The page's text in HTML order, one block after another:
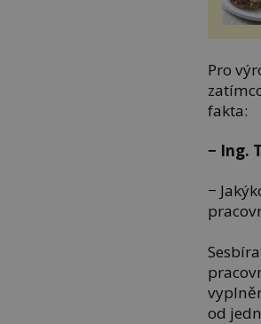
Pro
fakta:
− Ing.
−
od